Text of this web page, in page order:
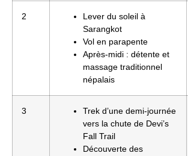
2
Lever du soleil à
Sarangkot
Vol en parapente
Après-midi : détente et
massage traditionnel
népalais
3
Trek d’une demi-journée
vers la chute de Devi’s
Fall Trail
Découverte des